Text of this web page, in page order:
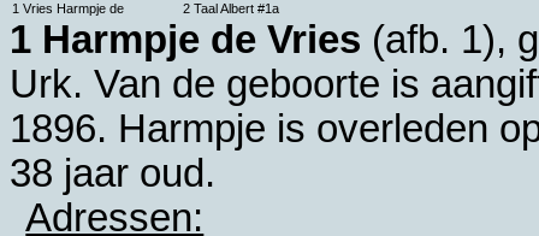
1 Vries Harmpje de 2 Taal Albert #1a
1 Harmpje de Vries (afb. 1),
Urk. Van de geboorte is
1896. Harmpje is overleden
38 jaar oud.
Adressen: